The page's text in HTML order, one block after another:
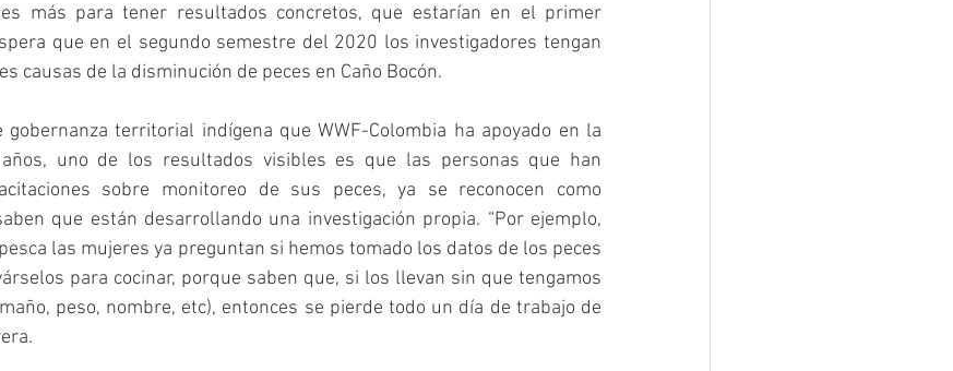
más para tener resultados concretos, que estarían en el primer
que en el segundo semestre del 2020 los investigadores tengan
causas de la disminución de peces en Caño Bocón.
territorial indígena que WWF-Colombia ha apoyado en la
uno de los resultados visibles es que las personas que han
sobre monitoreo de sus peces, ya se reconocen como
que están desarrollando una investigación propia. “Por ejemplo,
las mujeres ya preguntan si hemos tomado los datos de los peces
para cocinar, porque saben que, si los llevan sin que tengamos
peso, nombre, etc), entonces se pierde todo un día de trabajo de